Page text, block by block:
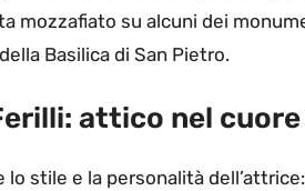
mozzafiato su alcuni dei
Basilica di San Pietro.
attico nel cuore
lo stile e la personalità